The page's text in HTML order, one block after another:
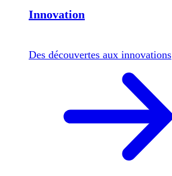
Innovation
Des découvertes aux innovations